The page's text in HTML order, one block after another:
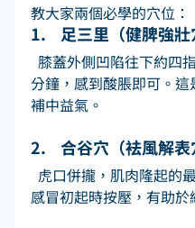
教大家兩個必學的穴位：
1.    足三里（健脾強壯
分鐘，感到酸脹即可。
補中益氣。
2.    合谷穴（袪風解表
感冒初起時按壓，有助於